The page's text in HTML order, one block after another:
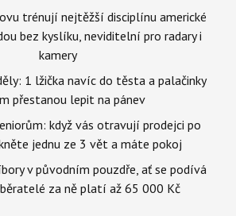
trénují nejtěžší disciplínu americké
bez kyslíku, neviditelní pro radary i
kamery
1 lžička navíc do těsta a palačinky
přestanou lepit na pánev
když vás otravují prodejci po
jednu ze 3 vět a máte pokoj
v původním pouzdře, ať se podívá
za ně platí až 65 000 Kč